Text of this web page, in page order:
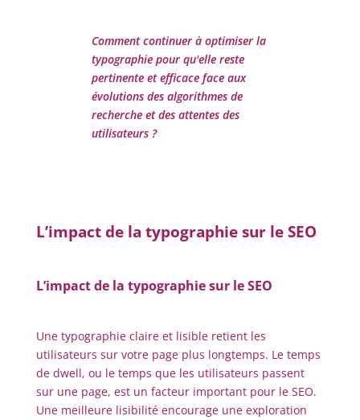
Comment continuer à optimiser la
typographie pour qu'elle reste
pertinente et efficace face aux
évolutions des algorithmes de
recherche et des attentes des
utilisateurs ?
L’impact de la typographie sur le SEO
L’impact de la typographie sur le SEO
Une typographie claire et lisible retient les
utilisateurs sur votre page plus longtemps. Le temps
de dwell, ou le temps que les utilisateurs passent
sur une page, est un facteur important pour le SEO.
Une meilleure lisibilité encourage une exploration